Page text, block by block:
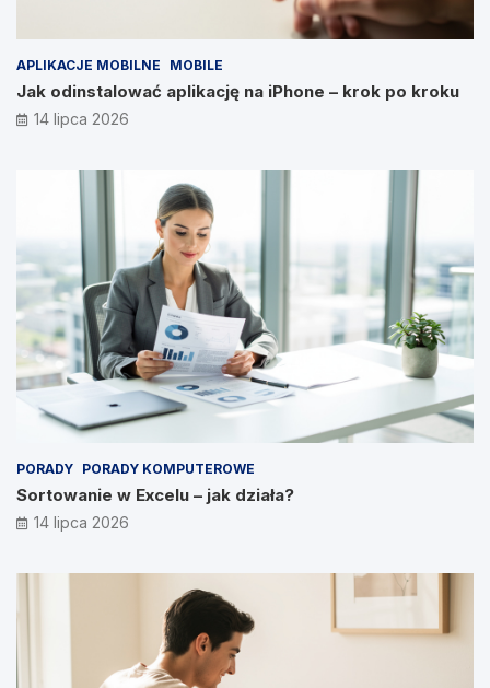
APLIKACJE MOBILNE MOBILE
Jak odinstalować aplikację na iPhone – krok po kroku
14 lipca 2026
PORADY PORADY KOMPUTEROWE
Sortowanie w Excelu – jak działa?
14 lipca 2026